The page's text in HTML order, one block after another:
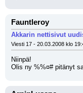
Fauntleroy
Akkarin nettisivut
Viesti 17 - 20.03.2008 klo
Niinpä!
Olis ny %%¤# pitänyt